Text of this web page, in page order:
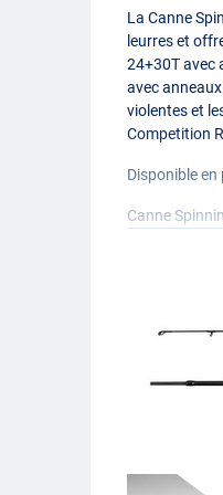
La Canne
leurres et
24+30T avec
avec
violentes et
Competition
Disponible
Canne
Canne